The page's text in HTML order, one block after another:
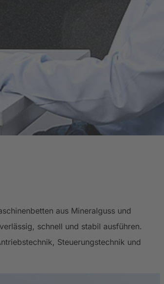
aus Mineralguss und
schnell und stabil ausführen.
Steuerungstechnik und